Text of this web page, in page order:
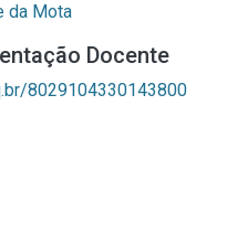
da Mota
Docente
8029104330143800